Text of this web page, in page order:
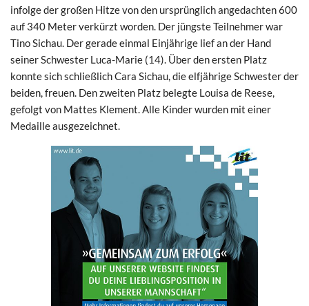
infolge der großen Hitze von den ursprünglich angedachten 600
auf 340 Meter verkürzt worden. Der jüngste Teilnehmer war
Tino Sichau. Der gerade einmal Einjährige lief an der Hand
seiner Schwester Luca-Marie (14). Über den ersten Platz
konnte sich schließlich Cara Sichau, die elfjährige Schwester der
beiden, freuen. Den zweiten Platz belegte Louisa de Reese,
gefolgt von Mattes Klement. Alle Kinder wurden mit einer
Medaille ausgezeichnet.